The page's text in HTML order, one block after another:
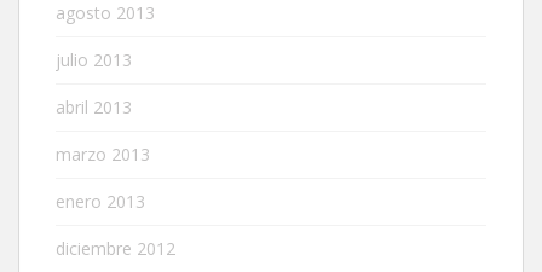
agosto 2013
julio 2013
abril 2013
marzo 2013
enero 2013
diciembre 2012